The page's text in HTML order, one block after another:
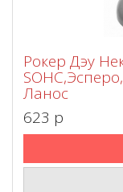
Рокер Дэу
Ланос
623 p